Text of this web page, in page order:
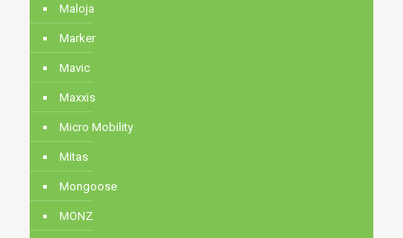
Maloja
Marker
Mavic
Maxxis
Micro Mobility
Mitas
Mongoose
MONZ